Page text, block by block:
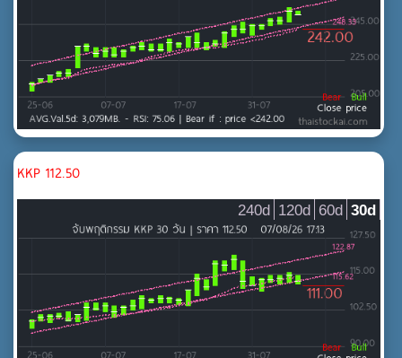
KKP 112.50
30d
60d
120d
240d